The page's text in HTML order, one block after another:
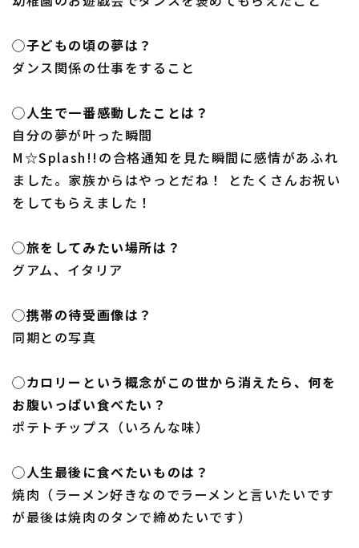
◯子どもの頃の夢は？
ダンス関係の仕事をすること
◯人生で一番感動したことは？
自分の夢が叶った瞬間
M☆Splash!!の合格通知を見た瞬間に感情があふれ
ました。家族からはやっとだね！ とたくさんお祝い
をしてもらえました！
◯旅をしてみたい場所は？
グアム、イタリア
◯携帯の待受画像は？
同期との写真
◯カロリーという概念がこの世から消えたら、何を
お腹いっぱい食べたい？
ポテトチップス（いろんな味）
◯人生最後に食べたいものは？
焼肉（ラーメン好きなのでラーメンと言いたいです
が最後は焼肉のタンで締めたいです）